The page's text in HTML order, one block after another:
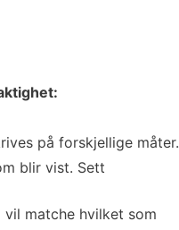
på forskjellige måter.
blir vist. Sett
matche hvilket som